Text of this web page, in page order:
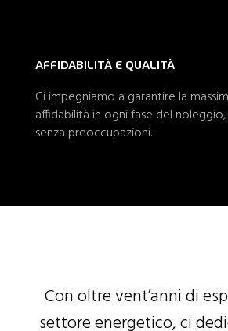
AFFIDABILITÀ E QUALITÀ
Ci impegniamo a garantire la
affidabilità in ogni fase del
senza preoccupazioni.
Con oltre vent’anni di
settore energetico, ci